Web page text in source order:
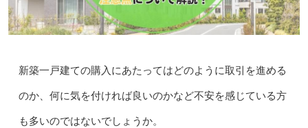
新築一戸建ての購入にあたってはどのように取引を進める
のか、何に気を付ければ良いのかなど不安を感じている方
も多いのではないでしょうか。